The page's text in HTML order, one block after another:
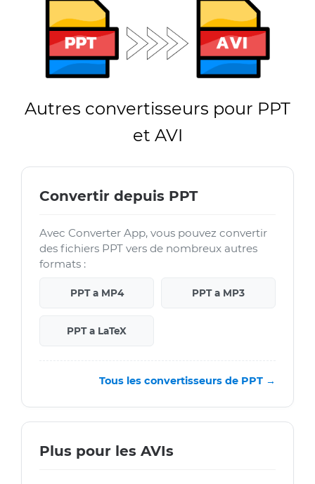
Autres convertisseurs pour PPT
et AVI
Convertir depuis PPT
Avec Converter App, vous pouvez convertir
des fichiers PPT vers de nombreux autres
formats :
PPT a MP4 PPT a MP3
PPT a LaTeX
Tous les convertisseurs de PPT →
Plus pour les AVIs